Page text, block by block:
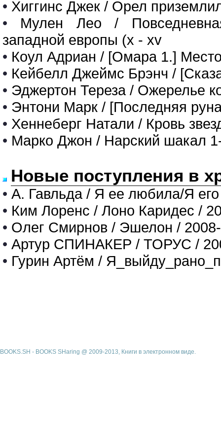
• Хиггинс Джек / Орел
• Мулен Лео /
западной европы (x - xv
• Коул Адриан / [Омара 1.]
• Кейбелл Джеймс Брэнч /
• Эджертон Тереза / Ожерелье
• Энтони Марк / [Последняя
• Хеннеберг Натали / Кровь
• Марко Джон / Нарский шакал
Новые поступления в
• А. Гавльда / Я ее любила/Я
• Ким Лоренс / Лоно Каридес /
• Олег Смирнов / Эшелон /
• Артур СПИНАКЕР / ТОРУС /
• Гурин Артём /
BOOKS.SH - BOOKS SHaring @ 2009-2013, Книги в электронном виде.